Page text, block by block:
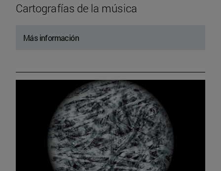
Cartografías de la música
Más información